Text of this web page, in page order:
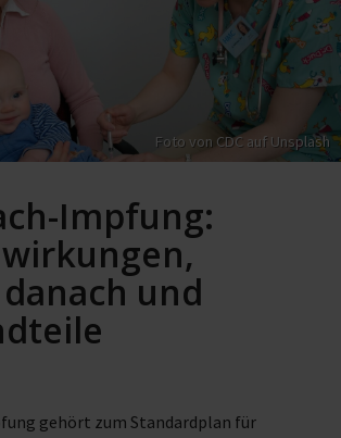
Foto von CDC auf Unsplash
Impfung:
und
gehört zum Standardplan für